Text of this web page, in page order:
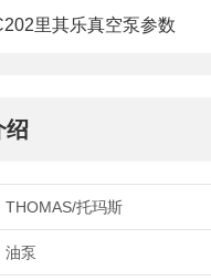
里其乐真空泵参数
绍
THOMAS/托玛斯
油泵